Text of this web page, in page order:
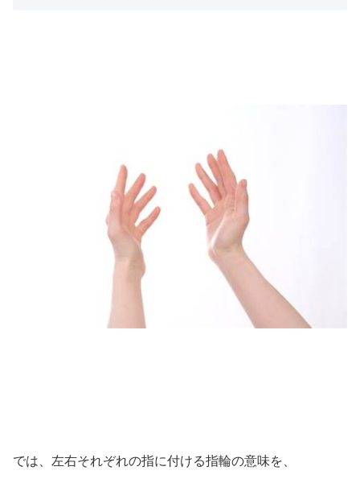
では、左右それぞれの指に付ける指輪の意味を、